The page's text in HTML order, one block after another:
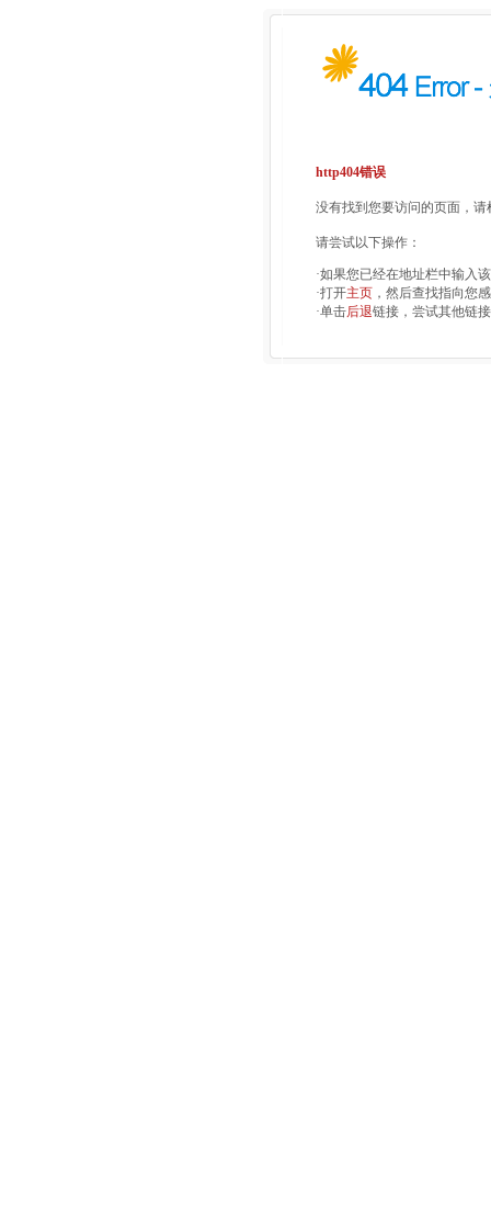
http404错误
没有找到您要访问的页面，
请尝试以下操作：
·如果您已经在地址栏中输入
·打开主页 ，然后查找指向您
·单击后退链接，尝试其他链